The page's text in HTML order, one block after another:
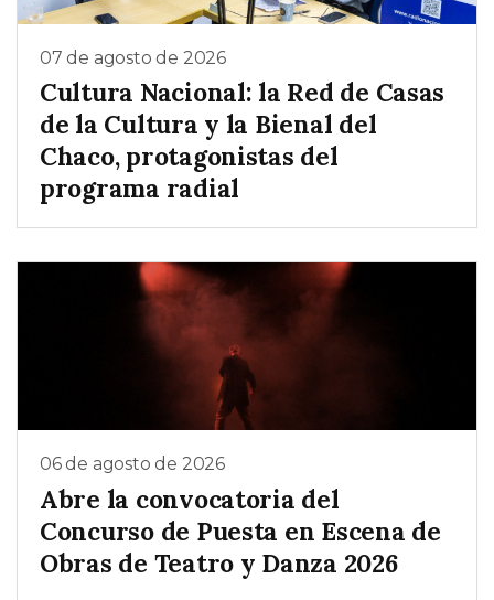
07 de agosto de 2026
Cultura Nacional: la Red de Casas
de la Cultura y la Bienal del
Chaco, protagonistas del
programa radial
06 de agosto de 2026
Abre la convocatoria del
Concurso de Puesta en Escena de
Obras de Teatro y Danza 2026